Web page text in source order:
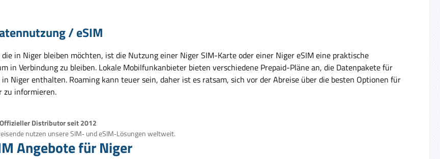
/ eSIM
die in Niger bleiben möchten, ist die Nutzung einer Niger SIM-Karte oder einer Niger eSIM eine praktische
in Verbindung zu bleiben. Lokale Mobilfunkanbieter bieten verschiedene Prepaid-Pläne an, die Datenpakete für
Niger enthalten. Roaming kann teuer sein, daher ist es ratsam, sich vor der Abreise über die besten Optionen für
zu informieren.
Distributor seit 2012
nutzen unsere SIM‑ und eSIM‑Lösungen weltweit.
Angebote für Niger